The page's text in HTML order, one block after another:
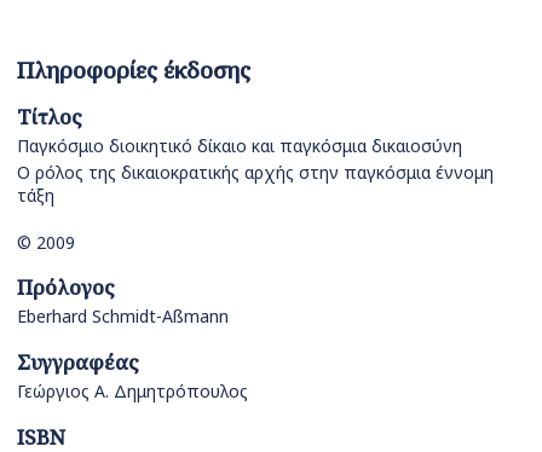
Πληροφορίες έκδοσης
Τίτλος
Παγκόσμιο διοικητικό δίκαιο και παγκόσμια δικαιοσύνη
Ο ρόλος της δικαιοκρατικής αρχής στην παγκόσμια έννομη
τάξη
© 2009
Πρόλογος
Eberhard Schmidt-Aßmann
Συγγραφέας
Γεώργιος Α. Δημητρόπουλος
ISBN